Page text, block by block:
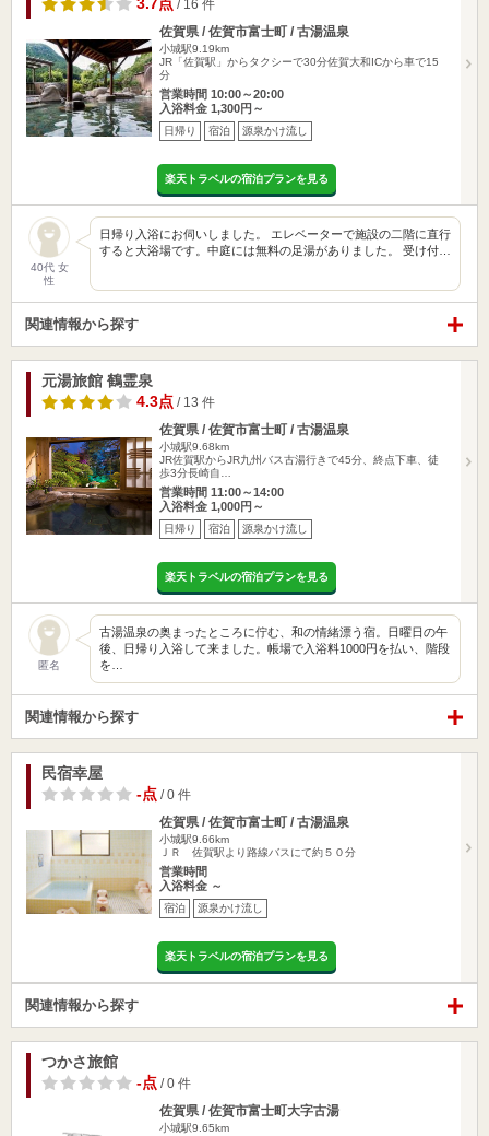
3.7点 / 16 件
佐賀県 / 佐賀市富士町 / 古湯温泉
小城駅9.19km
JR「佐賀駅」からタクシーで30分佐賀大和ICから車で15
分
営業時間 10:00～20:00
入浴料金 1,300円～
日帰り 宿泊 源泉かけ流し
楽天トラベルの宿泊プランを見る
40代 女
性
日帰り入浴にお伺いしました。 エレベーターで施設の二階に直行
すると大浴場です。中庭には無料の足湯がありました。 受け付…
関連情報から探す
元湯旅館 鶴霊泉
4.3点 / 13 件
佐賀県 / 佐賀市富士町 / 古湯温泉
小城駅9.68km
JR佐賀駅からJR九州バス古湯行きで45分、終点下車、徒
歩3分長崎自…
営業時間 11:00～14:00
入浴料金 1,000円～
日帰り 宿泊 源泉かけ流し
楽天トラベルの宿泊プランを見る
匿名
古湯温泉の奥まったところに佇む、和の情緒漂う宿。日曜日の午
後、日帰り入浴して来ました。帳場で入浴料1000円を払い、階段
を…
関連情報から探す
民宿幸屋
-点 / 0 件
佐賀県 / 佐賀市富士町 / 古湯温泉
小城駅9.66km
ＪＲ 佐賀駅より路線バスにて約５０分
営業時間
入浴料金 ～
宿泊 源泉かけ流し
楽天トラベルの宿泊プランを見る
関連情報から探す
つかさ旅館
-点 / 0 件
佐賀県 / 佐賀市富士町大字古湯
小城駅9.65km